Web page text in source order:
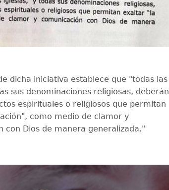
dicha iniciativa establece que "todas las
sus denominaciones religiosas, deberán
espirituales o religiosos que permitan
, como medio de clamor y
con Dios de manera generalizada."